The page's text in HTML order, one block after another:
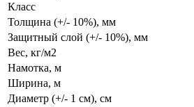
Класс
Толщина (+/- 10%), мм
Защитный слой (+/- 10%), мм
Вес, кг/м2
Намотка, м
Ширина, м
Диаметр (+/- 1 см), см